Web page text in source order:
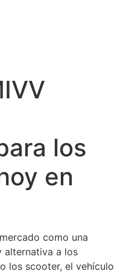
los
en
como una
alternativa a los
los scooter, el vehículo